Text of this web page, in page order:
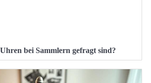
bei Sammlern gefragt sind?